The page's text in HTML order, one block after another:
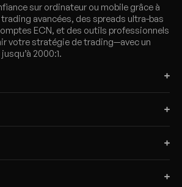
sur ordinateur ou mobile grâce à
avancées, des spreads ultra-bas
ECN, et des outils professionnels
votre stratégie de trading—avec un
2000:1.